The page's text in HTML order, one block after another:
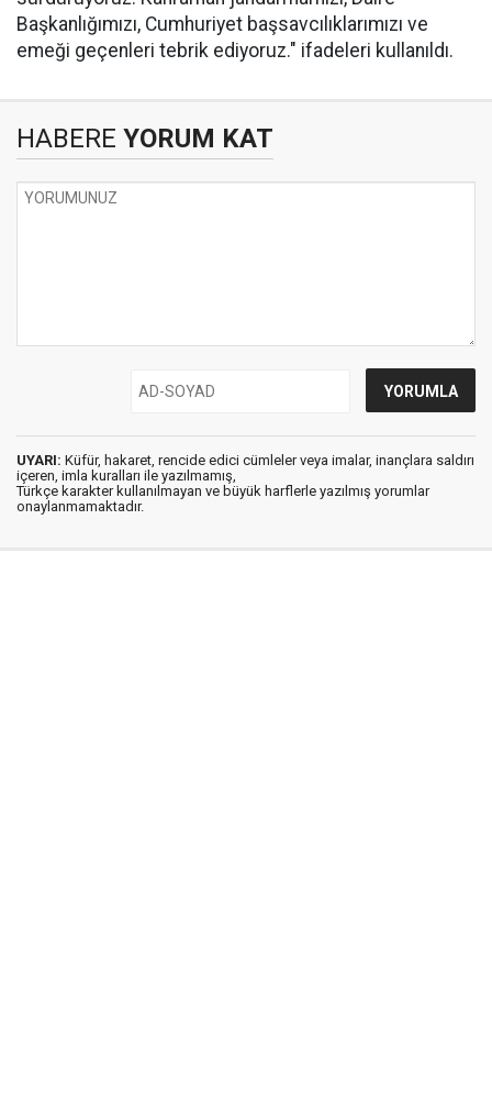
Başkanlığımızı, Cumhuriyet başsavcılıklarımızı ve
emeği geçenleri tebrik ediyoruz." ifadeleri kullanıldı.
HABERE YORUM KAT
UYARI: Küfür, hakaret, rencide edici cümleler veya imalar, inançlara saldırı
içeren, imla kuralları ile yazılmamış,
Türkçe karakter kullanılmayan ve büyük harflerle yazılmış yorumlar
onaylanmamaktadır.